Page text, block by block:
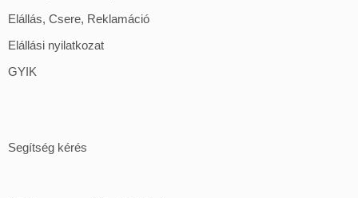
Elállás, Csere, Reklamáció
Elállási nyilatkozat
GYIK
Segítség kérés